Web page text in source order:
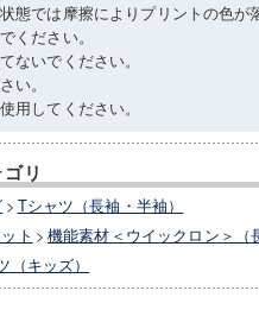
態では摩擦によりプリントの色
ください。
ないでください。
い。
用してください。
リ
> Tシャツ（長袖・半袖）
ト > 機能素材＜ウイックロン＞（
（キッズ）